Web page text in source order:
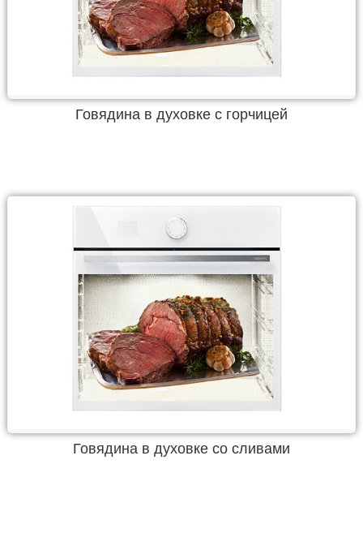
Говядина в духовке с горчицей
Говядина в духовке со сливами